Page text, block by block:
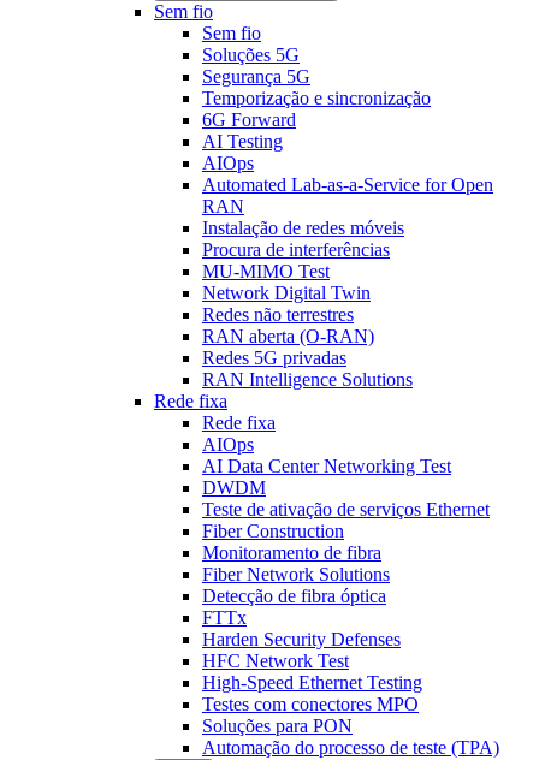
Sem fio
Sem fio
Soluções 5G
Segurança 5G
Temporização e sincronização
6G Forward
AI Testing
AIOps
Automated Lab-as-a-Service for Open
RAN
Instalação de redes móveis
Procura de interferências
MU-MIMO Test
Network Digital Twin
Redes não terrestres
RAN aberta (O-RAN)
Redes 5G privadas
RAN Intelligence Solutions
Rede fixa
Rede fixa
AIOps
AI Data Center Networking Test
DWDM
Teste de ativação de serviços Ethernet
Fiber Construction
Monitoramento de fibra
Fiber Network Solutions
Detecção de fibra óptica
FTTx
Harden Security Defenses
HFC Network Test
High-Speed Ethernet Testing
Testes com conectores MPO
Soluções para PON
Automação do processo de teste (TPA)